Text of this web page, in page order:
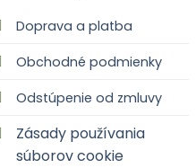
Doprava a platba
Obchodné podmienky
Odstúpenie od zmluvy
Zásady používania
súborov cookie